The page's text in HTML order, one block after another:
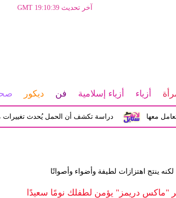
آخر تحديث GMT 19:10:39
أزياء أزياء إسلامية فن ديكور
دراسة تكشف أن الحمل يُحدث تغييرات ملحوظة
ينتج اهتزازات لطيفة وأضواء وأصواتًا
"ماكس دريمز" يؤمن لطفلك نومًا سعيدًا